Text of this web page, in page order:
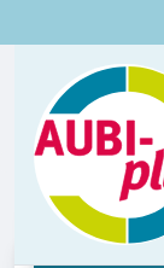
Duales